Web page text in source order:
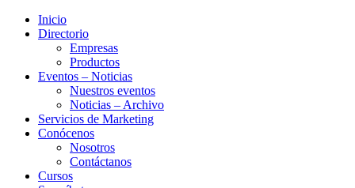
Inicio
Directorio
Empresas
Productos
Eventos – Noticias
Nuestros eventos
Noticias – Archivo
Servicios de Marketing
Conócenos
Nosotros
Contáctanos
Cursos